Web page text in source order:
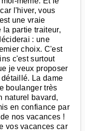
l'hiver, vous
une vraie
la partie traiteur,
: une
choix. C'est
c'est surtout
je veux proposer
La dame
boulanger très
naturel bavard,
en confiance par
nos vacances !
vos vacances car